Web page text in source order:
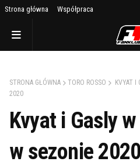
Strona główna Współpraca
STRONA GŁÓWNA TORO ROSSO
KVYAT I
2020
Kvyat i Gasly
w sezonie 2020